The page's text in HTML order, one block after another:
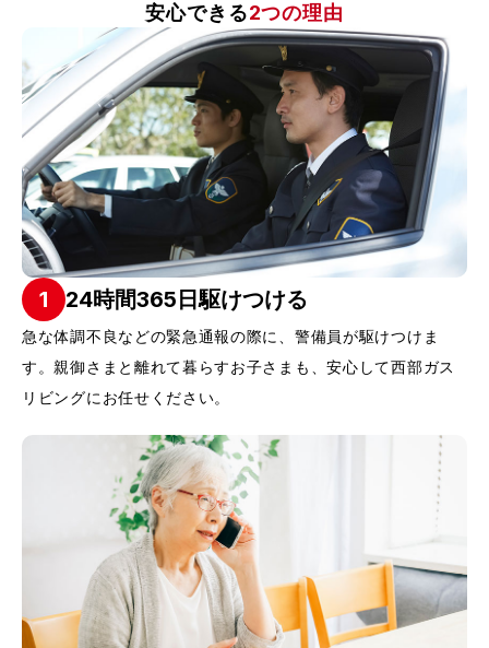
安心できる2つの理由
1 24時間365日駆けつける
急な体調不良などの緊急通報の際に、警備員が駆けつけま
す。親御さまと離れて暮らすお子さまも、安心して西部ガス
リビングにお任せください。